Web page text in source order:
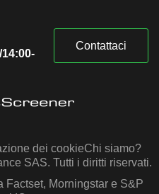
Contattaci
dei cookieChi siamo?
SAS. Tutti i diritti riservati.
Factset, Morningstar e S&P